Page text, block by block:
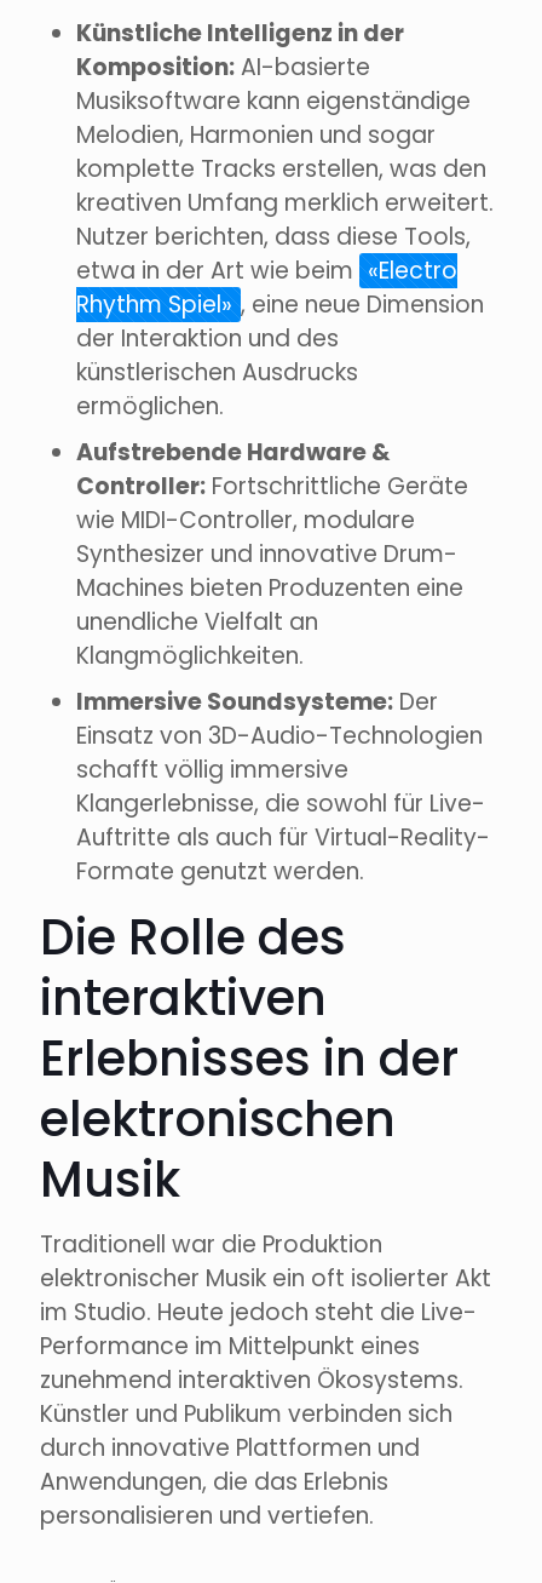
Künstliche Intelligenz in der
Komposition:AI-basierte
Musiksoftware kann eigenständige
Melodien, Harmonien und sogar
komplette Tracks erstellen, was den
kreativen Umfang merklich erweitert.
Nutzer berichten, dass diese Tools,
etwa in der Art wie beim «Electro
Rhythm Spiel» , eine neue Dimension
der Interaktion und des
künstlerischen Ausdrucks
ermöglichen.
Aufstrebende Hardware &
Controller: Fortschrittliche Geräte
wie MIDI-Controller, modulare
Synthesizer und innovative Drum-
Machines bieten Produzenten eine
unendliche Vielfalt an
Klangmöglichkeiten.
Immersive Soundsysteme: Der
Einsatz von 3D-Audio-Technologien
schafft völlig immersive
Klangerlebnisse, die sowohl für Live-
Auftritte als auch für Virtual-Reality-
Formate genutzt werden.
Die Rolle des
interaktiven
Erlebnisses in der
elektronischen
Musik
Traditionell war die Produktion
elektronischer Musik ein oft isolierter Akt
im Studio. Heute jedoch steht die Live-
Performance im Mittelpunkt eines
zunehmend interaktiven Ökosystems.
Künstler und Publikum verbinden sich
durch innovative Plattformen und
Anwendungen, die das Erlebnis
personalisieren und vertiefen.